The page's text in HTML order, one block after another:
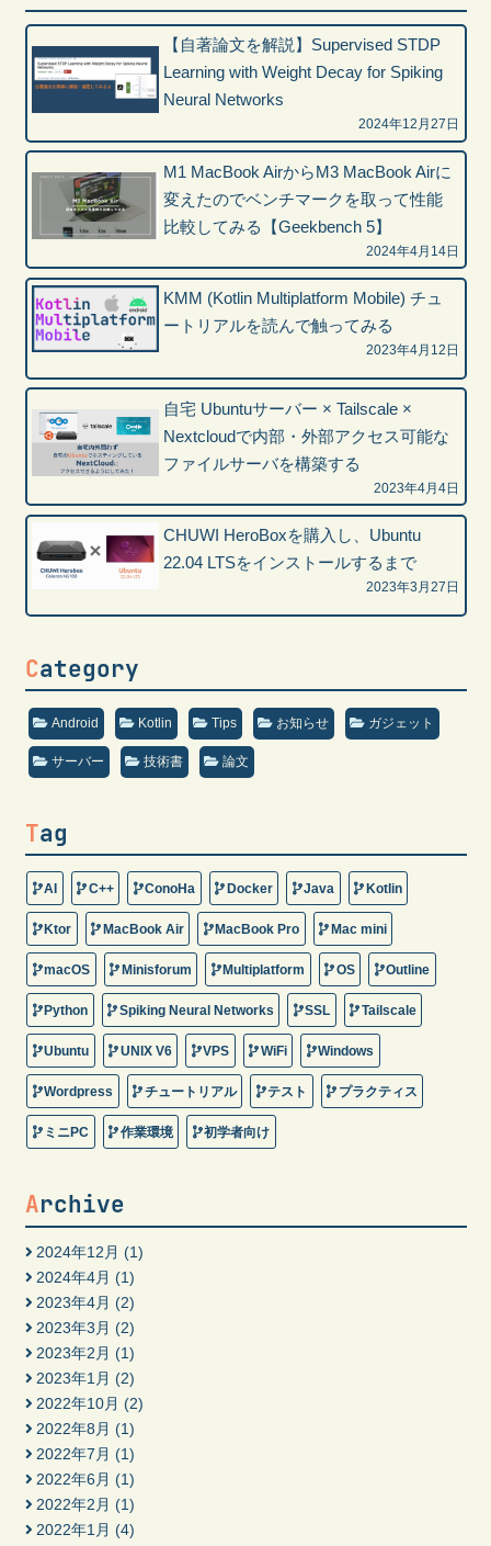
【自著論文を解説】Supervised STDP
Learning with Weight Decay for Spiking
Neural Networks
2024年12月27日
M1 MacBook AirからM3 MacBook Airに
変えたのでベンチマークを取って性能
比較してみる【Geekbench 5】
2024年4月14日
KMM (Kotlin Multiplatform Mobile) チュ
ートリアルを読んで触ってみる
2023年4月12日
自宅 Ubuntuサーバー × Tailscale ×
Nextcloudで内部・外部アクセス可能な
ファイルサーバを構築する
2023年4月4日
CHUWI HeroBoxを購入し、Ubuntu
22.04 LTSをインストールするまで
2023年3月27日
Category
Android Kotlin Tips お知らせ ガジェット
サーバー 技術書 論文
Tag
AI C++ ConoHa Docker Java Kotlin
Ktor MacBook Air MacBook Pro Mac mini
macOS Minisforum Multiplatform OS Outline
Python Spiking Neural Networks SSL Tailscale
Ubuntu UNIX V6 VPS WiFi Windows
Wordpress チュートリアル テスト プラクティス
ミニPC 作業環境 初学者向け
Archive
2024年12月 (1)
2024年4月 (1)
2023年4月 (2)
2023年3月 (2)
2023年2月 (1)
2023年1月 (2)
2022年10月 (2)
2022年8月 (1)
2022年7月 (1)
2022年6月 (1)
2022年2月 (1)
2022年1月 (4)